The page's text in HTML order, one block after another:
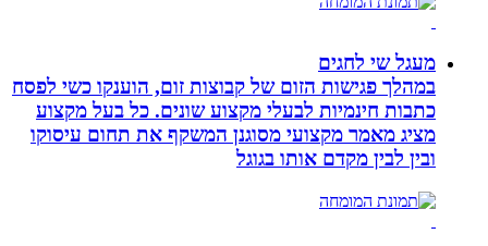
מעגל שי לחגים
במהלך פגישות הזום של קבוצות זום, הוענקו כשי לפסח
כתבות חינמיות לבעלי מקצוע שונים. כל בעל מקצוע
מציג מאמר מקצועי מסוגנן המשקף את תחום עיסוקו
ובין לבין מקדם אותו בגוגל